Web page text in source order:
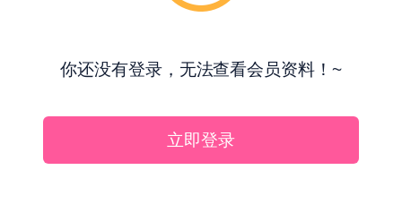
你还没有登录，无法查看会员资料！~
立即登录